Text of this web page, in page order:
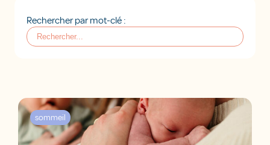
Rechercher par mot-clé :
sommeil